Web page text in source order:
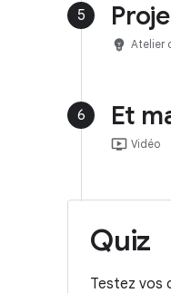
5
emoji_objects Atelier
6 Et
ondemand_video Vidéo
Quiz
Testez vos